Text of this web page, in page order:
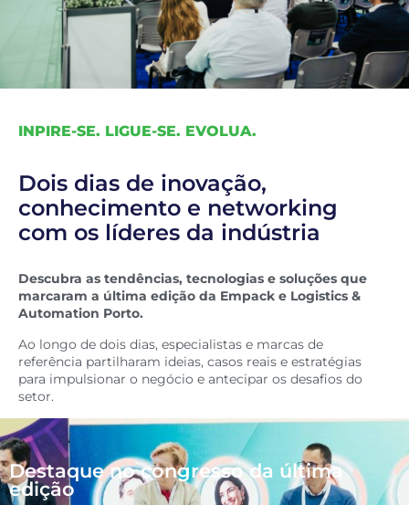
INPIRE-SE. LIGUE-SE. EVOLUA.
Dois dias de inovação,
conhecimento e networking
com os líderes da indústria
Descubra as tendências, tecnologias e soluções que
marcaram a última edição da Empack e Logistics &
Automation Porto.
Ao longo de dois dias, especialistas e marcas de
referência partilharam ideias, casos reais e estratégias
para impulsionar o negócio e antecipar os desafios do
setor.
Destaque no congresso da última
edição